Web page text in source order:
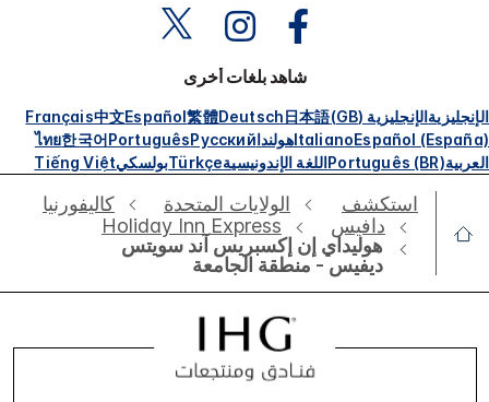
شاهد بلغات أخرى
الإنجليزيةالإنجليزية (GB) 日本語
Deutsch
繁體
Español
中文
Français
Español (España)
ItalianoهولنداРусский
Português
한국어
ไทย
العربيةPortuguês (BR)اللغة الإندونيسيةTürkçeبولسكيTiếng Việt
استكشف الولايات المتحدة
كاليفورنيا
دافيس
Holiday Inn Express
هوليداي إن إكسبريس آند سويتس
ديفيس - منطقة الجامعة